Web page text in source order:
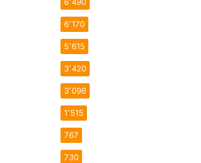
6٬490
6٬170
5٬615
3٬420
3٬096
1٬515
767
730